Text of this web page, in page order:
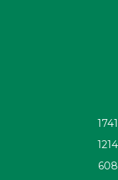
1741
1214
608